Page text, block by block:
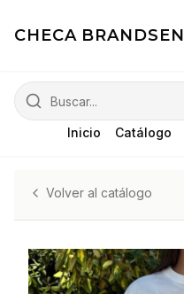
CHECA BRANDSEN
Inicio Catálogo
Volver al catálogo